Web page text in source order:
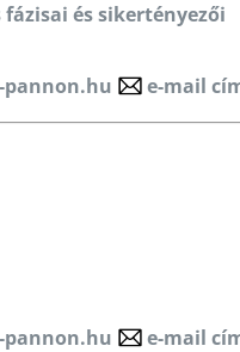
fázisai és sikertényezői
e-mail
e-mail